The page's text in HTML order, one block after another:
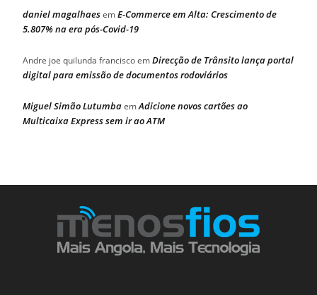
daniel magalhaesemE-Commerce em Alta: Crescimento de
5.807% na era pós-Covid-19
Andre joe quilunda franciscoemDirecção de Trânsito lança portal
digital para emissão de documentos rodoviários
Miguel Simão LutumbaemAdicione novos cartões ao
Multicaixa Express sem ir ao ATM